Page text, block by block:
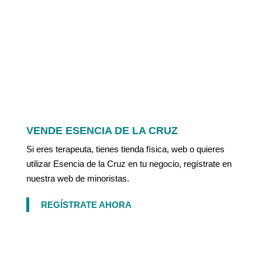
VENDE ESENCIA DE LA CRUZ
Si eres terapeuta, tienes tienda física, web o quieres
utilizar Esencia de la Cruz en tu negocio, regístrate en
nuestra web de minoristas.
REGÍSTRATE AHORA